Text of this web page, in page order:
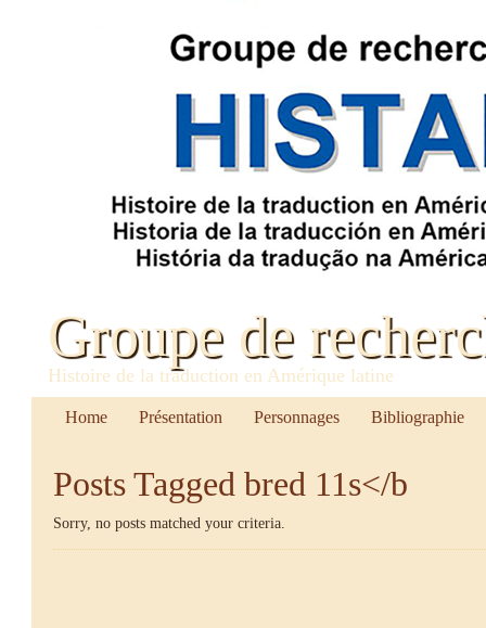
Groupe de
Histoire de la traduction en Amérique latine
Home Présentation Personnages Bibliographie
Posts Tagged bred 11s</b
Sorry, no posts matched your criteria.